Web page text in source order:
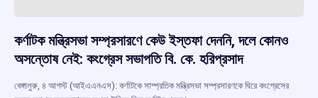
কর্ণাটক মন্ত্রিসভা সম্প্রসারণে কেউ ইস্তফা দেননি, দলে কোনও
অসন্তোষ নেই: কংগ্রেস সভাপতি বি. কে. হরিপ্রসাদ
বেঙ্গালুরু, ৪ আগস্ট (আইএএনএস): কর্ণাটকে সাম্প্রতিক মন্ত্রিসভা সম্প্রসারণকে ঘিরে কংগ্রেসের